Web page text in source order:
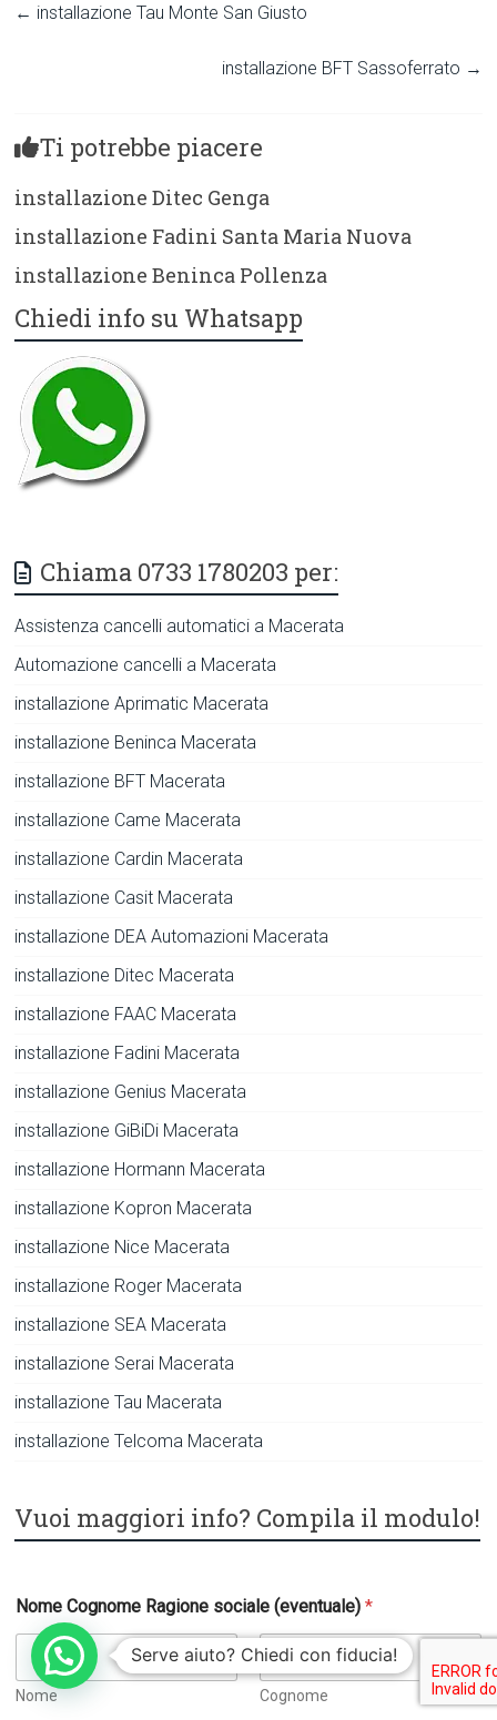
← installazione Tau Monte San Giusto
installazione BFT Sassoferrato →
Ti potrebbe piacere
installazione Ditec Genga
installazione Fadini Santa Maria Nuova
installazione Beninca Pollenza
Chiedi info su Whatsapp
Chiama 0733 1780203 per:
Assistenza cancelli automatici a Macerata
Automazione cancelli a Macerata
installazione Aprimatic Macerata
installazione Beninca Macerata
installazione BFT Macerata
installazione Came Macerata
installazione Cardin Macerata
installazione Casit Macerata
installazione DEA Automazioni Macerata
installazione Ditec Macerata
installazione FAAC Macerata
installazione Fadini Macerata
installazione Genius Macerata
installazione GiBiDi Macerata
installazione Hormann Macerata
installazione Kopron Macerata
installazione Nice Macerata
installazione Roger Macerata
installazione SEA Macerata
installazione Serai Macerata
installazione Tau Macerata
installazione Telcoma Macerata
Vuoi maggiori info? Compila il modulo!
Nome Cognome Ragione sociale (eventuale)*
Nome Cognome
Serve aiuto? Chiedi con fiducia!